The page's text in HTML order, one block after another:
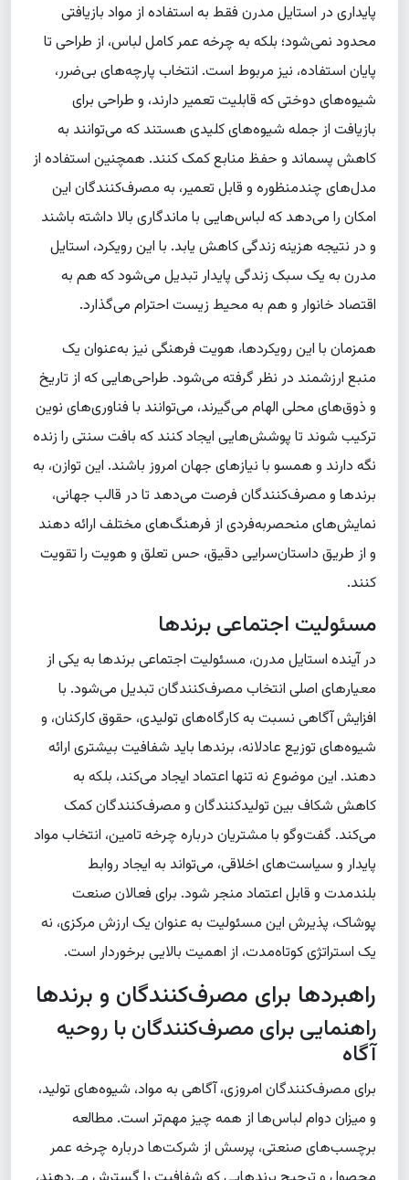
پایداری در استایل مدرن فقط به استفاده از مواد بازیافتی
محدود نمی‌شود؛ بلکه به چرخه عمر کامل لباس، از طراحی تا
پایان استفاده، نیز مربوط است. انتخاب پارچه‌های بی‌ضرر،
شیوه‌های دوختی که قابلیت تعمیر دارند، و طراحی برای
بازیافت از جمله شیوه‌های کلیدی هستند که می‌توانند به
کاهش پسماند و حفظ منابع کمک کنند. همچنین استفاده از
مدل‌های چندمنظوره و قابل تعمیر، به مصرف‌کنندگان این
امکان را می‌دهد که لباس‌هایی با ماندگاری بالا داشته باشند
و در نتیجه هزینه زندگی کاهش یابد. با این رویکرد، استایل
مدرن به یک سبک زندگی پایدار تبدیل می‌شود که هم به
اقتصاد خانوار و هم به محیط زیست احترام می‌گذارد.
همزمان با این رویکردها، هویت فرهنگی نیز به‌عنوان یک
منبع ارزشمند در نظر گرفته می‌شود. طراحی‌هایی که از تاریخ
و ذوق‌های محلی الهام می‌گیرند، می‌توانند با فناوری‌های نوین
ترکیب شوند تا پوشش‌هایی ایجاد کنند که بافت سنتی را زنده
نگه دارند و همسو با نیازهای جهان امروز باشند. این توازن، به
برندها و مصرف‌کنندگان فرصت می‌دهد تا در قالب جهانی،
نمایش‌های منحصربه‌فردی از فرهنگ‌های مختلف ارائه دهند
و از طریق داستان‌سرایی دقیق، حس تعلق و هویت را تقویت
کنند.
مسئولیت اجتماعی برندها
در آینده استایل مدرن، مسئولیت اجتماعی برندها به یکی از
معیارهای اصلی انتخاب مصرف‌کنندگان تبدیل می‌شود. با
افزایش آگاهی نسبت به کارگاه‌های تولیدی، حقوق کارکنان، و
شیوه‌های توزیع عادلانه، برندها باید شفافیت بیشتری ارائه
دهند. این موضوع نه تنها اعتماد ایجاد می‌کند، بلکه به
کاهش شکاف بین تولیدکنندگان و مصرف‌کنندگان کمک
می‌کند. گفت‌وگو با مشتریان درباره چرخه تامین، انتخاب مواد
پایدار و سیاست‌های اخلاقی، می‌تواند به ایجاد روابط
بلندمدت و قابل اعتماد منجر شود. برای فعالان صنعت
پوشاک، پذیرش این مسئولیت به عنوان یک ارزش مرکزی، نه
یک استراتژی کوتاه‌مدت، از اهمیت بالایی برخوردار است.
راهبردها برای مصرف‌کنندگان و برندها
راهنمایی برای مصرف‌کنندگان با روحیه
آگاه
برای مصرف‌کنندگان امروزی، آگاهی به مواد، شیوه‌های تولید،
و میزان دوام لباس‌ها از همه چیز مهم‌تر است. مطالعه
برچسب‌های صنعتی، پرسش از شرکت‌ها درباره چرخه عمر